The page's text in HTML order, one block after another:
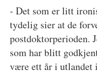
- Det som er litt
tydelig sier at de
postdoktorperioden.
som har blitt
være ett år i utlandet